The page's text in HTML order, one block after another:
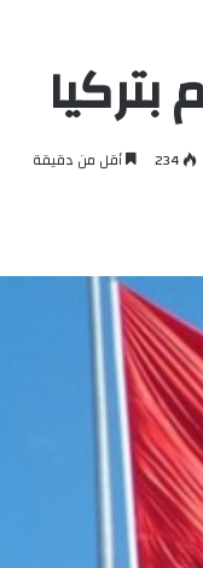
234 أقل من دقيقة